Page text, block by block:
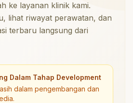
ke layanan klinik kami.
lihat riwayat perawatan, dan
terbaru langsung dari
Dalam Tahap Development
dalam pengembangan dan